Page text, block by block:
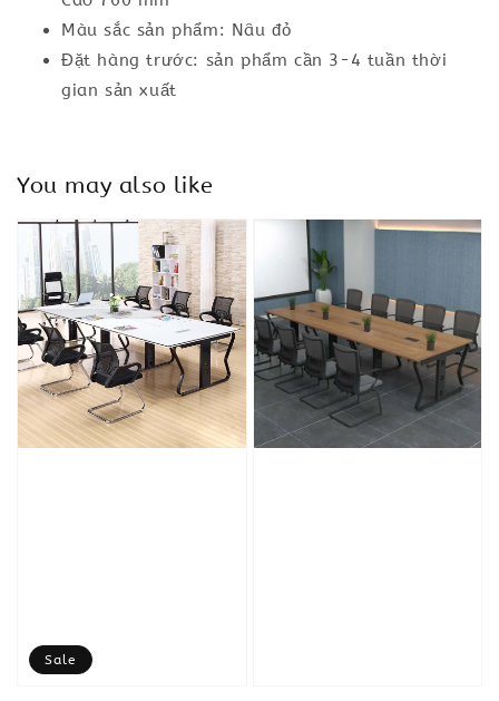
Màu sắc sản phẩm: Nâu đỏ
Đặt hàng trước: sản phẩm cần 3-4 tuần thời
gian sản xuất
You may also like
Sale